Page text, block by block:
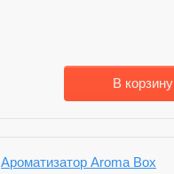
В корзину
Ароматизатор Aroma Box